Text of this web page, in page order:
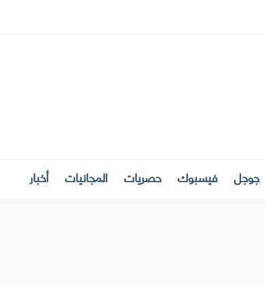
جوجل فيسبوك حصريات المجانيات أخبار